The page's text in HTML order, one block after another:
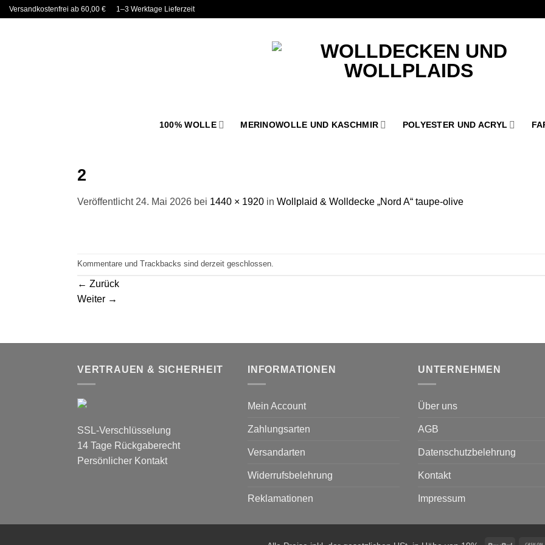
ZumVersandkostenfrei ab 60,00 € 1–3 Werktage Lieferzeit
100% WOLLE MERINOWOLLE UND KASCHMIR POLYESTER UND ACRYL
2
Veröffentlicht 24. Mai 2026 bei 1440 × 1920 in Wollplaid & Wolldecke „Nord A“ taupe-olive
Kommentare und Trackbacks sind derzeit geschlossen.
← Zurück
Weiter →
VERTRAUEN & SICHERHEIT
SSL-Verschlüsselung
14 Tage Rückgaberecht
Persönlicher Kontakt
INFORMATIONEN
Mein Account
Zahlungsarten
Versandarten
Widerrufsbelehrung
Reklamationen
UNTERNEHMEN
Über uns
AGB
Datenschutzbelehrung
Kontakt
Impressum